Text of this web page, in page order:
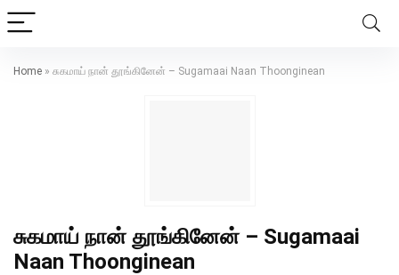
Home » சுகமாய் நான் தூங்கினேன் – Sugamaai Naan Thoonginean
சுகமாய் நான் தூங்கினேன் – Sugamaai
Naan Thoonginean